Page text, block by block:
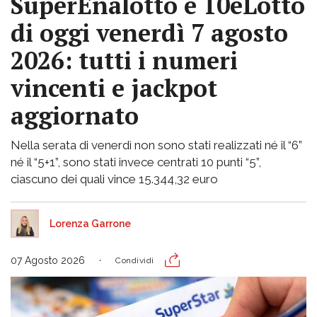
di oggi venerdì 7 agosto
2026: tutti i numeri
vincenti e jackpot
aggiornato
Nella serata di venerdì non sono stati realizzati né il “6”
né il “5+1”, sono stati invece centrati 10 punti “5”,
ciascuno dei quali vince 15.344,32 euro
Lorenza Garrone
07 Agosto 2026 Condividi